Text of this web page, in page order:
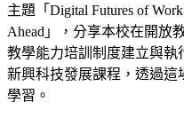
主題「Digital Futures of
Ahead」，分享本校在開放
教學能力培訓制度建立與執
新興科技發展課程，透過
學習。